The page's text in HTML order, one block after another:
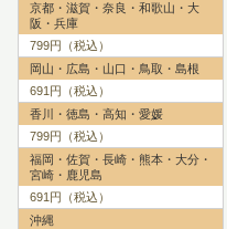
京都・滋賀・奈良・和歌山・大
阪・兵庫
799円（税込）
岡山・広島・山口・鳥取・島根
691円（税込）
香川・徳島・高知・愛媛
799円（税込）
福岡・佐賀・長崎・熊本・大分・
宮崎・鹿児島
691円（税込）
沖縄